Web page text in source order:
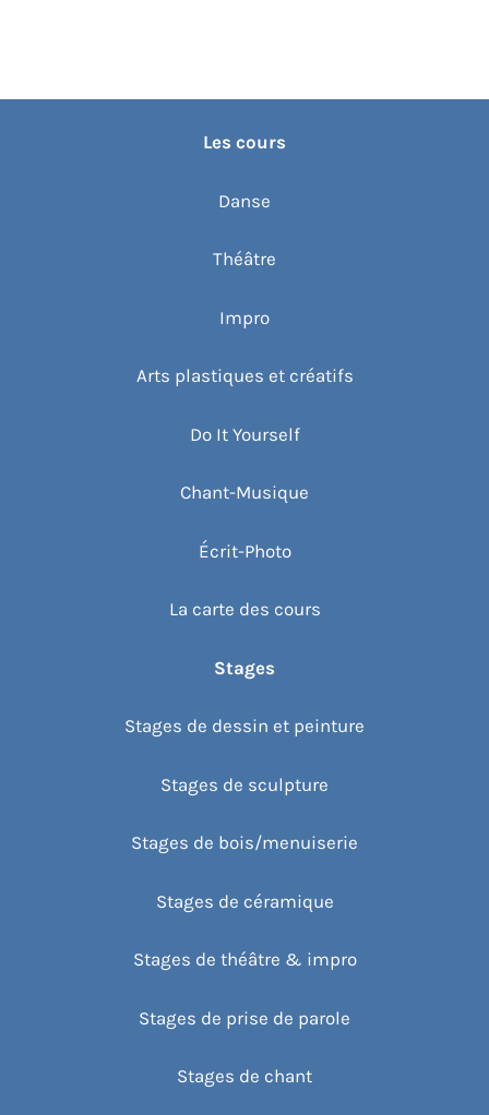
Les cours
Danse
Théâtre
Impro
Arts plastiques et créatifs
Do It Yourself
Chant-Musique
Écrit-Photo
La carte des cours
Stages
Stages de dessin et peinture
Stages de sculpture
Stages de bois/menuiserie
Stages de céramique
Stages de théâtre & impro
Stages de prise de parole
Stages de chant